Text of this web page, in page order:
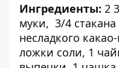
Ингредиенты: 2
муки, 3/4 стакана
несладкого
ложки соли, 1